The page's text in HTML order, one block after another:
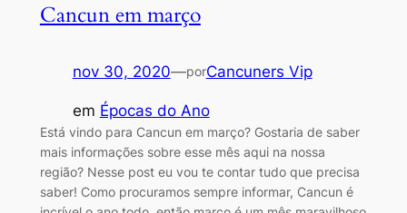
Cancun em março
nov 30, 2020—porCancuners Vip
em Épocas do Ano
Está vindo para Cancun em março? Gostaria de saber
mais informações sobre esse mês aqui na nossa
região? Nesse post eu vou te contar tudo que precisa
saber! Como procuramos sempre informar, Cancun é